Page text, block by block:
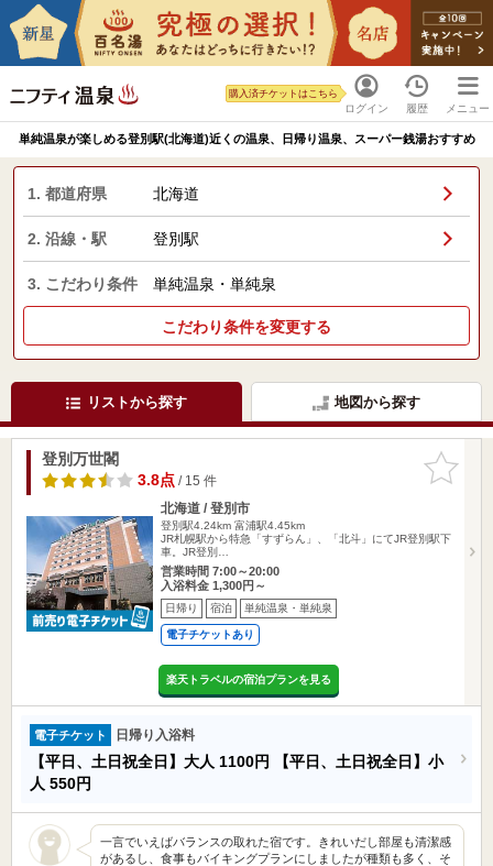
ログイン
購入済チケットはこちら
履歴 メニュー
単純温泉が楽しめる登別駅(北海道)近くの温泉、日帰り温泉、スーパー銭湯おすすめ
1. 都道府県 北海道
2. 沿線・駅 登別駅
3. こだわり条件 単純温泉・単純泉
こだわり条件を変更する
リストから探す 地図から探す
お気に入
りに追加
登別万世閣
3.8点/ 15 件
北海道 / 登別市
登別駅4.24km 富浦駅4.45km
JR札幌駅から特急「すずらん」、「北斗」にてJR登別駅下
車。JR登別…
営業時間 7:00～20:00
入浴料金 1,300円～
日帰り 宿泊 単純温泉・単純泉
電子チケットあり
楽天トラベルの宿泊プランを見る
電子チケット 日帰り入浴料
【平日、土日祝全日】大人 1100円
【平日、土日祝全日】小
人 550円
一言でいえばバランスの取れた宿です。きれいだし部屋も清潔感
があるし、食事もバイキングプランにしましたが種類も多く、そ